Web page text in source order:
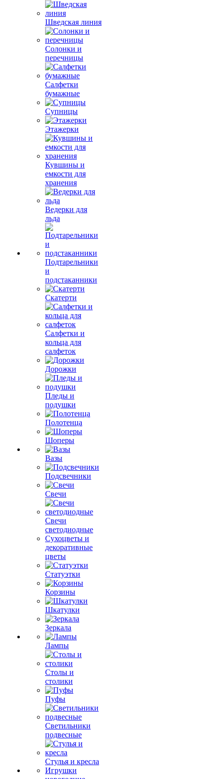
Шведская линия
Солонки и
перечницы
Салфетки
бумажные
Супницы
Этажерки
Кувшины и
емкости для
хранения
Ведерки для
льда
Подтарельники
и
подстаканники
Скатерти
Салфетки и
кольца для
салфеток
Дорожки
Пледы и
подушки
Полотенца
Шоперы
Вазы
Подсвечники
Свечи
Свечи
светодиодные
Сухоцветы и
декоративные
цветы
Статуэтки
Корзины
Шкатулки
Зеркала
Лампы
Столы и
столики
Пуфы
Светильники
подвесные
Стулья и кресла
Игрушки